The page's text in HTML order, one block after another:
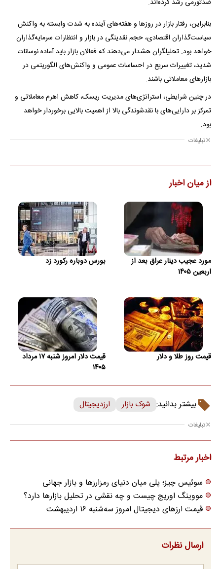
بنابراین، رفتار بازار در روزها و هفته‌های آینده به شدت وابسته به واکنش
سیاست‌گذاران اقتصادی، حجم نقدینگی در بازار و انتظارات سرمایه‌گذاران
خواهد بود. تحلیلگران هشدار می‌دهند که فعالان بازار باید آماده نوسانات
شدید، تغییرات سریع در احساسات عمومی و واکنش‌های الگوریتمی در
بازارهای معاملاتی باشند.
در چنین شرایطی، استراتژی‌های مدیریت ریسک، کاهش اهرم معاملاتی و
تمرکز بر دارایی‌های با نقدشوندگی بالا از اهمیت بالایی برخوردار خواهد
بود.
تبلیغات
از میان اخبار
مورد عجیب دینار عراق بعد از
اربعین ۱۴۰۵
بورس دوباره رکورد زد
قیمت روز طلا و دلار
قیمت دلار امروز شنبه ۱۷ مرداد
۱۴۰۵
بیشتر بدانید: شوک بازار ارزدیجیتال
تبلیغات
اخبار مرتبط
سوئیس چیز؛ پلی میان دنیای رمزارزها و بازار جهانی
مووینگ اوریج چیست و چه نقشی در تحلیل بازارها دارد؟
قیمت ارزهای دیجیتال امروز سه‌شنبه ۱۶ اردیبهشت
ارسال نظرات